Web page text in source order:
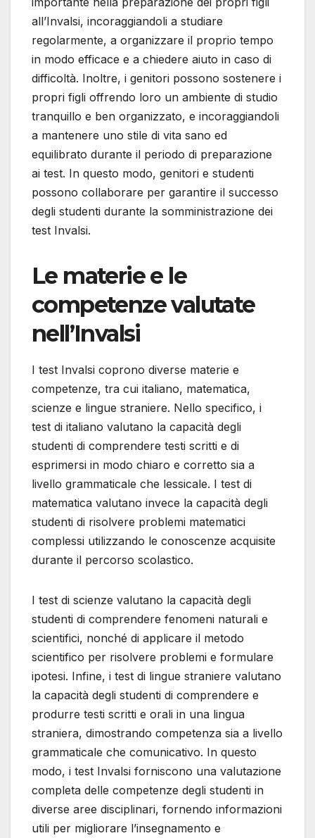
all’Invalsi, incoraggiandoli a studiare
regolarmente, a organizzare il proprio tempo
in modo efficace e a chiedere aiuto in caso di
difficoltà. Inoltre, i genitori possono sostenere i
propri figli offrendo loro un ambiente di studio
tranquillo e ben organizzato, e incoraggiandoli
a mantenere uno stile di vita sano ed
equilibrato durante il periodo di preparazione
ai test. In questo modo, genitori e studenti
possono collaborare per garantire il successo
degli studenti durante la somministrazione dei
test Invalsi.
Le materie e le
competenze valutate
nell’Invalsi
I test Invalsi coprono diverse materie e
competenze, tra cui italiano, matematica,
scienze e lingue straniere. Nello specifico, i
test di italiano valutano la capacità degli
studenti di comprendere testi scritti e di
esprimersi in modo chiaro e corretto sia a
livello grammaticale che lessicale. I test di
matematica valutano invece la capacità degli
studenti di risolvere problemi matematici
complessi utilizzando le conoscenze acquisite
durante il percorso scolastico.
I test di scienze valutano la capacità degli
studenti di comprendere fenomeni naturali e
scientifici, nonché di applicare il metodo
scientifico per risolvere problemi e formulare
ipotesi. Infine, i test di lingue straniere valutano
la capacità degli studenti di comprendere e
produrre testi scritti e orali in una lingua
straniera, dimostrando competenza sia a livello
grammaticale che comunicativo. In questo
modo, i test Invalsi forniscono una valutazione
completa delle competenze degli studenti in
diverse aree disciplinari, fornendo informazioni
utili per migliorare l’insegnamento e